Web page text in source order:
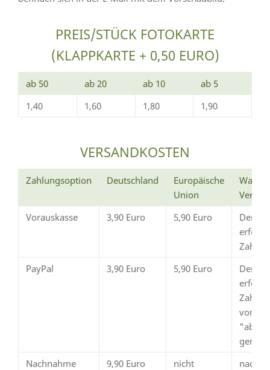
PREIS/STÜCK FOTOKARTE
(KLAPPKARTE + 0,50 EURO)
ab 50 ab 20 ab 10
ab 5
1,40
1,60 1,80 1,90
VERSANDKOSTEN
Zahlungsoption Deutschland
Europäische
Union
Wann
Vorauskasse
3,90 Euro 5,90 Euro
Der
erfolgt
PayPal
3,90 Euro 5,90 Euro
Der
von
Nachnahme
9,90 Euro
nicht
nach